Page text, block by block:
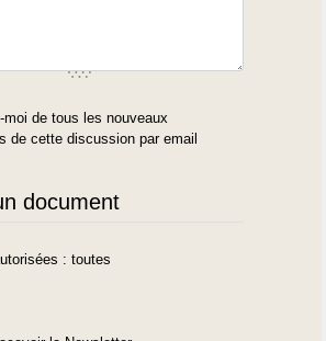
moi de tous les nouveaux
de cette discussion par email
document
: toutes